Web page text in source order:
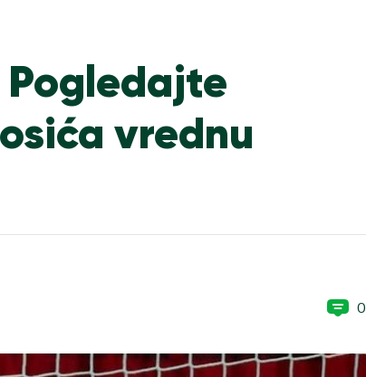
vrednu
0